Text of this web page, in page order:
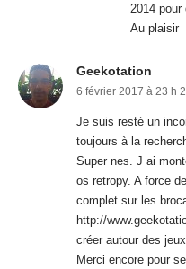
2014 pour
Au plaisir
Geekotation
6 février 2017 à 23 h
Je suis resté un
toujours à la
Super nes. J ai
os retropy. A force
complet sur les
http://
créer autour des
Merci encore pour